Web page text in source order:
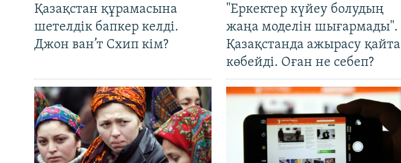
Қазақстан құрамасына
шетелдік бапкер келді.
Джон ван’т Схип кім?
"Еркектер күйеу болудың
жаңа моделін шығармады".
Қазақстанда ажырасу қайта
көбейді. Оған не себеп?